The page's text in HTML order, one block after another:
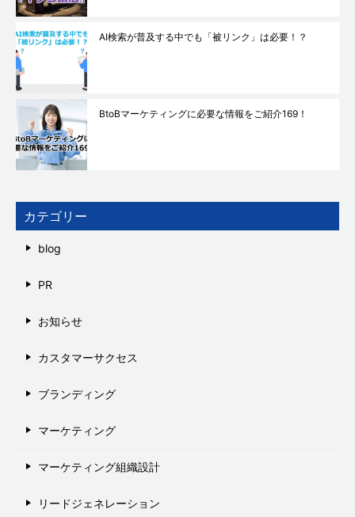
AI検索が普及する中でも「被リンク」は必要！？
BtoBマーケティングに必要な情報をご紹介169！
カテゴリー
blog
PR
お知らせ
カスタマーサクセス
ブランディング
マーケティング
マーケティング組織設計
リードジェネレーション